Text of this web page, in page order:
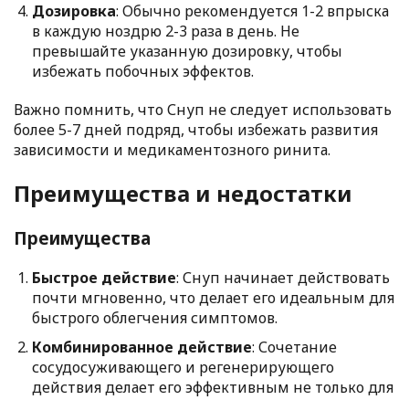
Дозировка: Обычно рекомендуется 1-2 впрыска
в каждую ноздрю 2-3 раза в день. Не
превышайте указанную дозировку, чтобы
избежать побочных эффектов.
Важно помнить, что Снуп не следует использовать
более 5-7 дней подряд, чтобы избежать развития
зависимости и медикаментозного ринита.
Преимущества и недостатки
Преимущества
Быстрое действие: Снуп начинает действовать
почти мгновенно, что делает его идеальным для
быстрого облегчения симптомов.
Комбинированное действие: Сочетание
сосудосуживающего и регенерирующего
действия делает его эффективным не только для